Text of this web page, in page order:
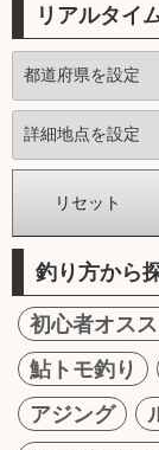
リアルタイ
釣り方から
初心者オスス
鮎トモ釣り
アジング